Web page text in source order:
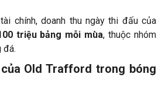
chính, doanh thu ngày thi đấu của
triệu bảng mỗi mùa, thuộc nhóm
đá.
Old Trafford trong bóng